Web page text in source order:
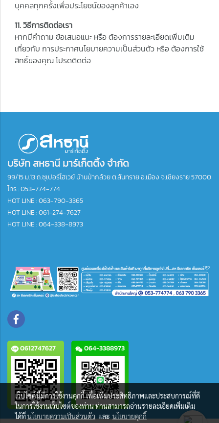
บุคคลทุกครั้งเพื่อประโยชน์ของลูกค้าเอง
11. วิธีการติดต่อเรา
หากมีคำถาม ข้อเสนอแนะ หรือ ต้องการรายละเอียดเพิ่มเติม
เกี่ยวกับ การประกาศนโยบายความเป็นส่วนตัว หรือ ต้องการใช้
สิทธิ์ของคุณ โปรดติดต่อ
บริษัท สหธานี มาร์เก็ตติ้ง จำกัด
99/15 ม.13 ถ.ซุเปอร์ไฮเวย์ บ้านป่ากล้วย ต.สันทราย อ.เมือง จ.เชียงราย 57000
โทร :053-774-774
HOT LINE : 063-790-3365
HOT LINE : 061-274-7627
HOT LINE : 064-338-8973
0612747627 064-3388973
เว็บไซต์นี้มีการใช้งานคุกกี้ เพื่อเพิ่มประสิทธิภาพและประสบการณ์ที่ดี
ในการใช้งานเว็บไซต์ของท่าน ท่านสามารถอ่านรายละเอียดเพิ่มเติม
ได้ที่นโยบายความเป็นส่วนตัว และ นโยบายคุกกี้